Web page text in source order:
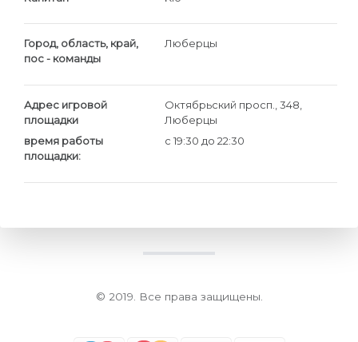
Город, область, край,
пос - команды
Люберцы
Адрес игровой
площадки
Октябрьский просп., 348,
Люберцы
время работы
площадки:
c 19:30 до 22:30
© 2019. Все права защищены.